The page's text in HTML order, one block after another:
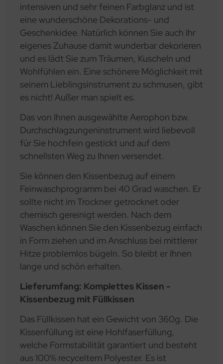
intensiven und sehr feinen Farbglanz und ist
eine wunderschöne Dekorations- und
Geschenkidee. Natürlich können Sie auch Ihr
eigenes Zuhause damit wunderbar dekorieren
und es lädt Sie zum Träumen, Kuscheln und
Wohlfühlen ein. Eine schönere Möglichkeit mit
seinem Lieblingsinstrument zu schmusen, gibt
es nicht! Außer man spielt es.
Das von Ihnen ausgewählte Aerophon bzw.
Durchschlagzungeninstrument wird liebevoll
für Sie hochfein gestickt und auf dem
schnellsten Weg zu Ihnen versendet.
Sie können den Kissenbezug auf einem
Feinwaschprogramm bei 40 Grad waschen. Er
sollte nicht im Trockner getrocknet oder
chemisch gereinigt werden. Nach dem
Waschen können Sie den Kissenbezug einfach
in Form ziehen und im Anschluss bei mittlerer
Hitze problemlos bügeln. So bleibt er Ihnen
lange und schön erhalten.
Lieferumfang: Komplettes Kissen -
Kissenbezug mit Füllkissen
Das Füllkissen hat ein Gewicht von 360g. Die
Kissenfüllung ist eine Hohlfaserfüllung,
welche Formstabilität garantiert und besteht
aus 100% recyceltem Polyester. Es ist